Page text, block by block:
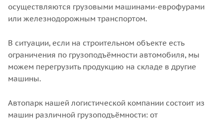
осуществляются грузовыми машинами-еврофурами
или железнодорожным транспортом.
В ситуации, если на строительном объекте есть
ограничения по грузоподъёмности автомобиля, мы
можем перегрузить продукцию на складе в другие
машины.
Автопарк нашей логистической компании состоит из
машин различной грузоподъёмности: от